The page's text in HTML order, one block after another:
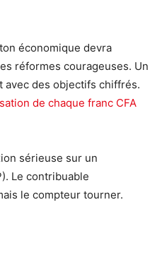
économique devra
réformes courageuses. Un
des objectifs chiffrés.
de chaque franc CFA
sérieuse sur un
Le contribuable
le compteur tourner.